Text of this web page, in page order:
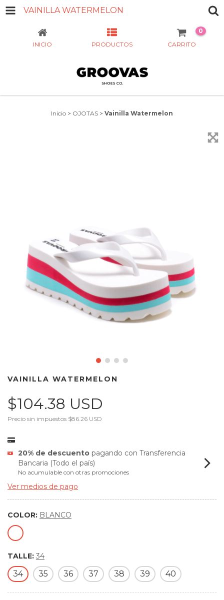
VAINILLA WATERMELON
INICIO PRODUCTOS CARRITO
0
Inicio > OJOTAS > Vainilla Watermelon
VAINILLA WATERMELON
$104.38 USD
Precio sin impuestos $86.26 USD
20% de descuentopagando con Transferencia
Bancaria (Todo el país)
No acumulable con otras promociones
Ver medios de pago
COLOR: BLANCO
TALLE: 34
34 35 36 37 38 39 40